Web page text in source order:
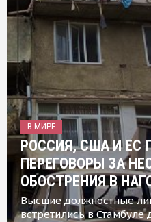
В МИРЕ
РОССИЯ, США И ЕС
ПЕРЕГОВОРЫ ЗА
ОБОСТРЕНИЯ В
Высшие должностные
встретились в Стамбуле